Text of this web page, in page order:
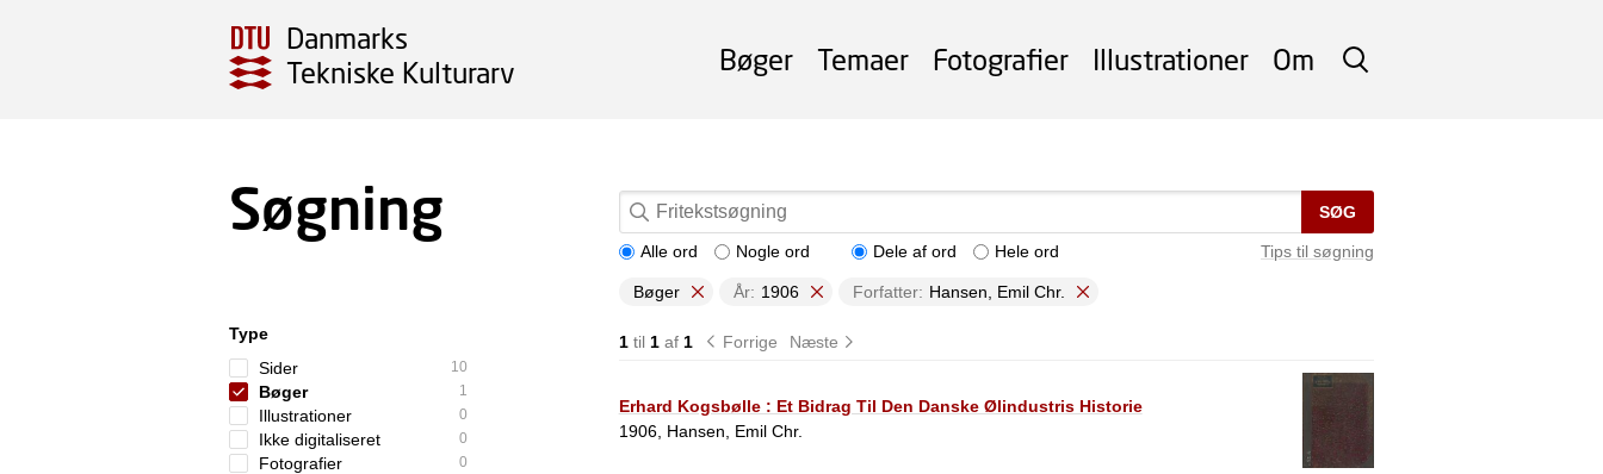
Danmarks
Tekniske Kulturarv
SØG
Bøger Temaer Fotografier Illustrationer Om
Søgning SØG
Tips til søgning
Alle ord Nogle ord Dele af ord Hele ord
Bøger År: 1906 Forfatter: Hansen, Emil Chr.
Type
Sider
10
Bøger 1
Illustrationer 0
Ikke digitaliseret 0
Fotografier 0
1til 1af 1 Forrige Næste
Erhard Kogsbølle : Et Bidrag Til Den Danske Ølindustris Historie
1906, Hansen, Emil Chr.